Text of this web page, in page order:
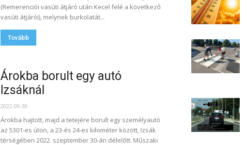
(Remerenciói vasúti átjáró után Kecel felé a következő
vasúti átjárói), melynek burkolatát...
Tovább
Árokba borult egy autó
Izsáknál
2022-09-30
Árokba hajtott, majd a tetejére borult egy személyautó
az 5301-es úton, a 23-és 24-es kilométer között, Izsák
térségében 2022. szeptember 30-án délelőtt. Műszaki